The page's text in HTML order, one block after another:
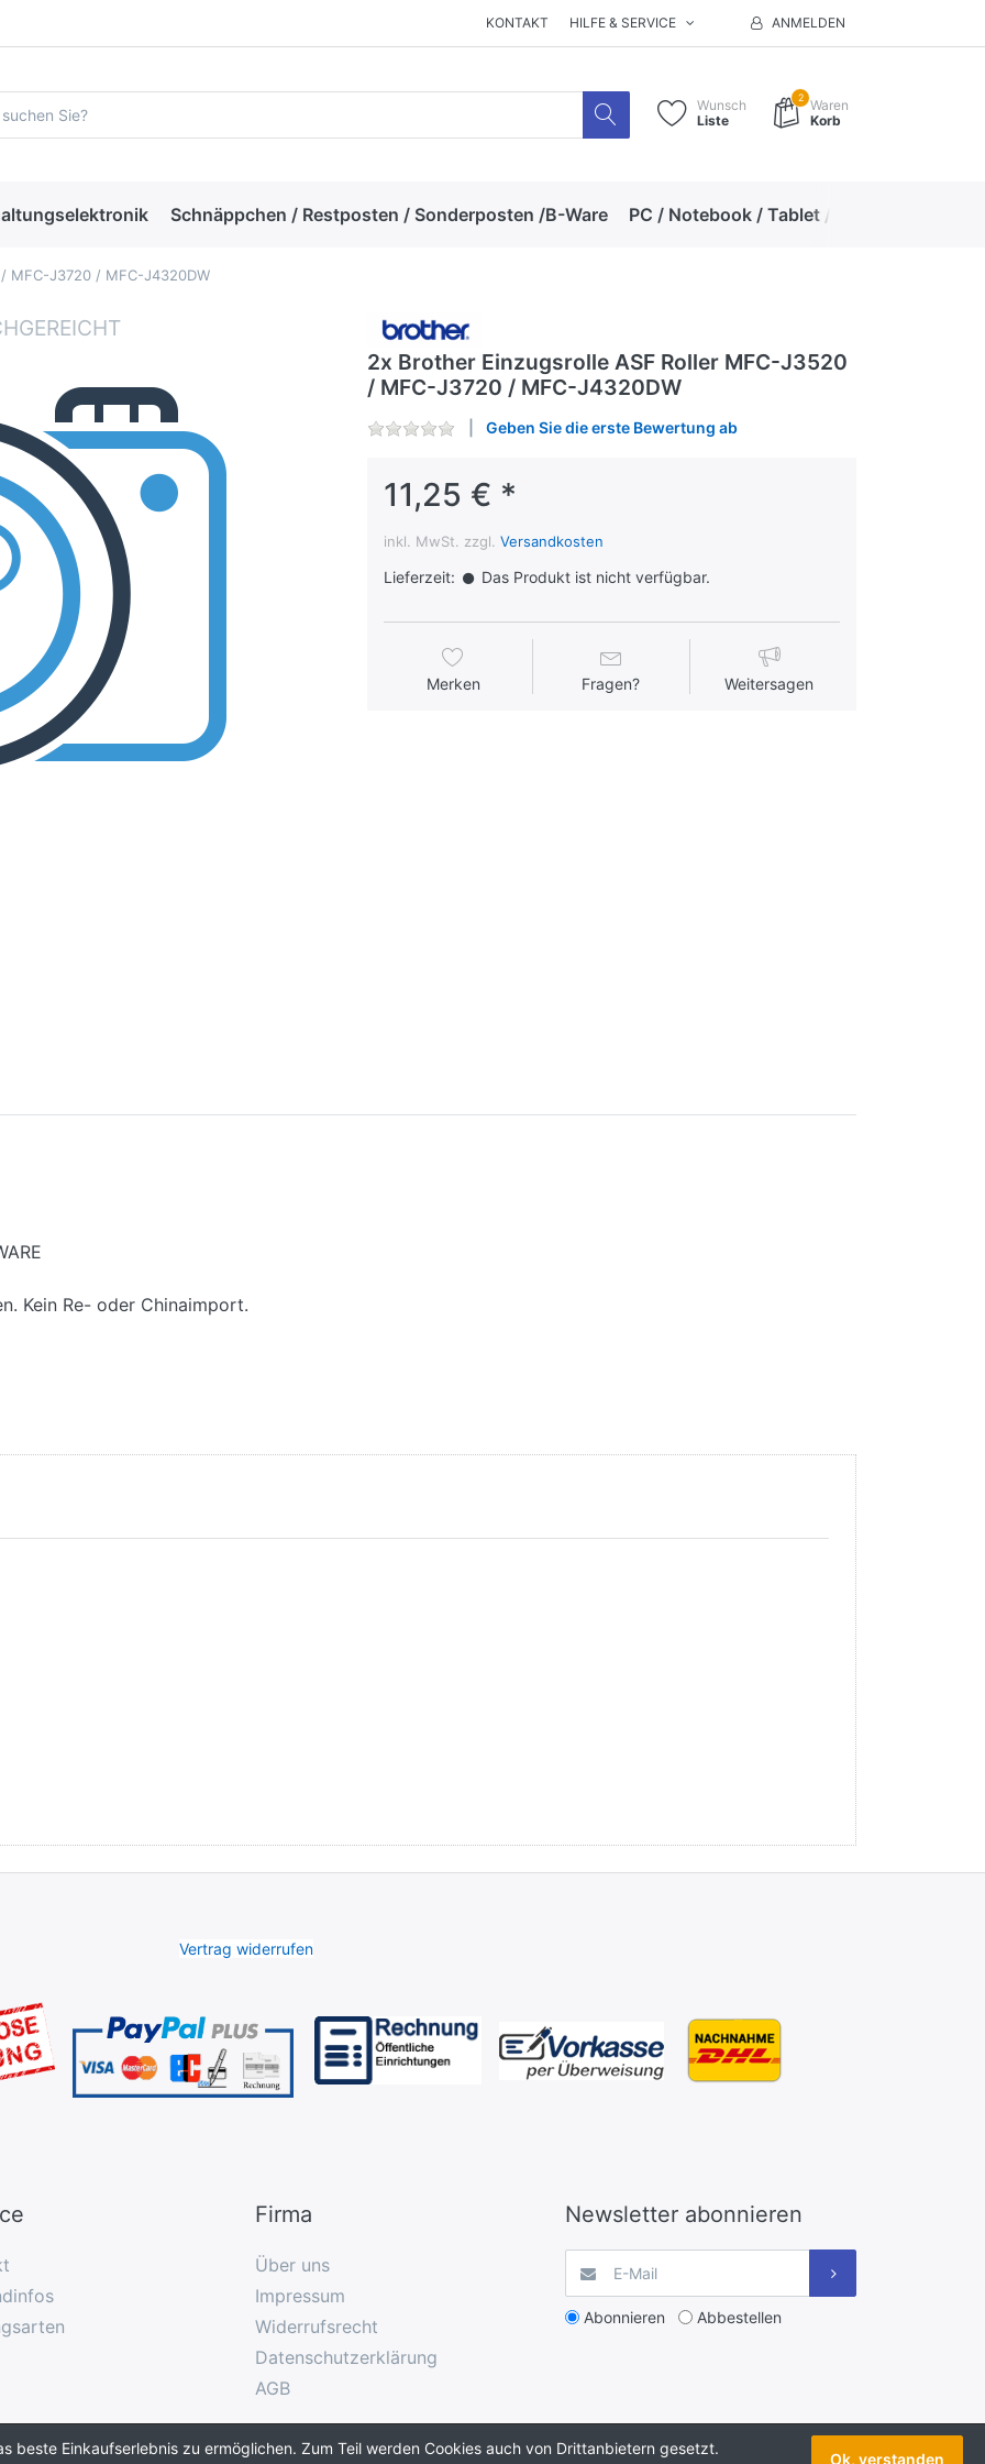
KONTAKT HILFE & SERVICE ANMELDEN
Wunsch
Liste
2 Waren
Korb
Schnäppchen / Restposten / Sonderposten /B-Ware PC / Notebook / Tablet / Zubehör
MFC-J3720 / MFC-J4320DW
2x Brother Einzugsrolle ASF Roller MFC-J3520
/ MFC-J3720 / MFC-J4320DW
Geben Sie die erste Bewertung ab
11,25 € *
inkl. MwSt. zzgl. Versandkosten
Lieferzeit: Das Produkt ist nicht verfügbar.
Merken Fragen? Weitersagen
Kein Re- oder Chinaimport.
Vertrag widerrufen
Firma
Über uns
Impressum
Widerrufsrecht
Datenschutzerklärung
AGB
Newsletter abonnieren
Abonnieren Abbestellen
beste Einkaufserlebnis zu ermöglichen. Zum Teil werden Cookies auch von Drittanbietern gesetzt.
Ok, verstanden